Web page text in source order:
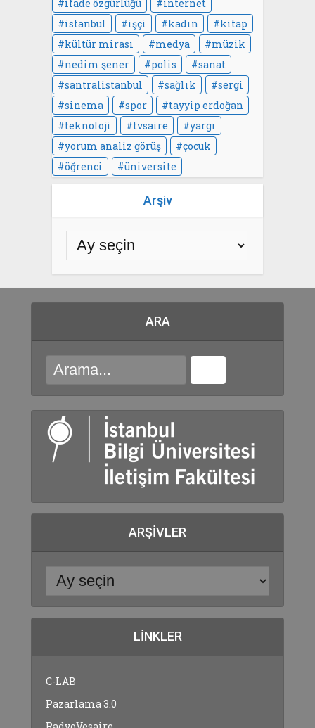
ifade özgürlüğü
internet
istanbul
işçi kadın
kitap
kültür mirası
medya
müzik
nedim şener
polis
sanat
santralistanbul
sağlık
sergi
sinema
spor
tayyip erdoğan
teknoloji
tvsaire
yargı
yorum analiz görüş
çocuk
öğrenci
üniversite
Arşiv
ARA
ARŞIVLER
LINKLER
C-LAB
Pazarlama 3.0